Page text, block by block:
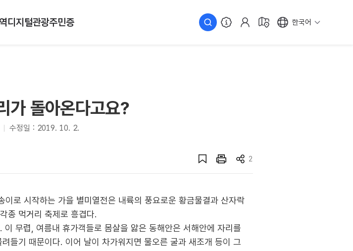
디지털관광주민증 한국어
가 돌아온다고요?
수정일 : 2019. 10. 2.
2
로 시작하는 가을 별미열전은 내륙의 풍요로운 황금물결과 산자락
종 먹거리 축제로 흥겹다.
무렵, 여름내 휴가객들로 몸살을 앓은 동해안은 서해안에 자리를
들기 때문이다. 이어 날이 차가워지면 물오른 굴과 새조개 등이 그